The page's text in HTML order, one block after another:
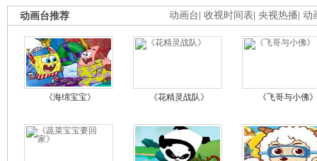
动画台 收视时间表 央视热播 动
动画台推荐
《海绵宝宝》 《花精灵战队》 《飞哥与小佛》